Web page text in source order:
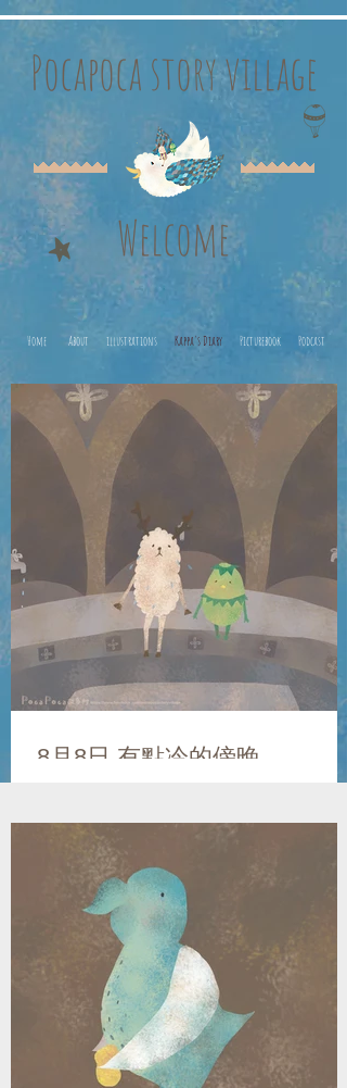
Welcome
Pocapoca story village
Home About illustrations Kappa's Diary Picturebook Podcast
8月8日 有點冷的傍晚